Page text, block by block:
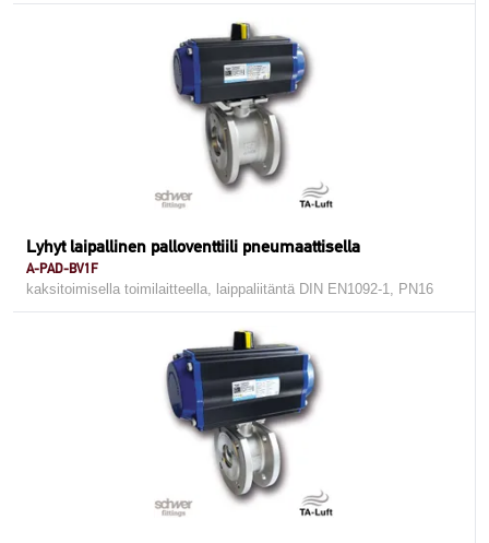
Lyhyt laipallinen palloventtiili pneumaattisella
A-PAD-BV1F
kaksitoimisella toimilaitteella, laippaliitäntä DIN EN1092-1, PN16